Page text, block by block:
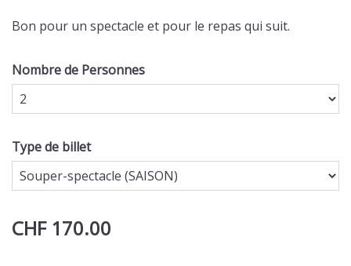
Bon pour un spectacle et pour le repas qui suit.
Nombre de Personnes
Type de billet
CHF 170.00